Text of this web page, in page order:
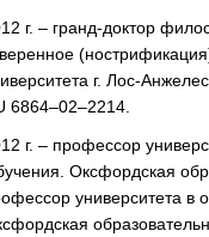
г. – гранд-доктор
г. Лос-
6864–02–2214.
г. – профессор
Оксфордская
университета в